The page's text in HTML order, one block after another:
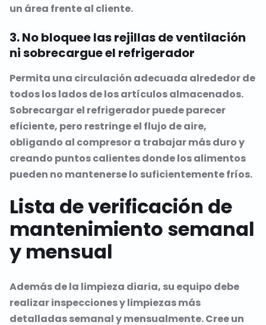
un área frente al cliente.
3. No bloquee las rejillas de ventilación
ni sobrecargue el refrigerador
Permita una circulación adecuada alrededor de
todos los lados de los artículos almacenados.
Sobrecargar el refrigerador puede parecer
eficiente, pero restringe el flujo de aire,
obligando al compresor a trabajar más duro y
creando puntos calientes donde los alimentos
pueden no mantenerse lo suficientemente fríos.
Lista de verificación de
mantenimiento semanal
y mensual
Además de la limpieza diaria, su equipo debe
realizar inspecciones y limpiezas más
detalladas semanal y mensualmente. Cree un